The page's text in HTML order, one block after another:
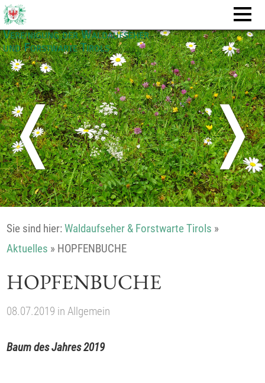
Vereinigung der Waldaufseher
und Forstwarte Tirols
❬ ❭
Sie sind hier:Waldaufseher & Forstwarte Tirols »
Aktuelles » HOPFENBUCHE
HOPFENBUCHE
08.07.2019 inAllgemein
Baum des Jahres 2019